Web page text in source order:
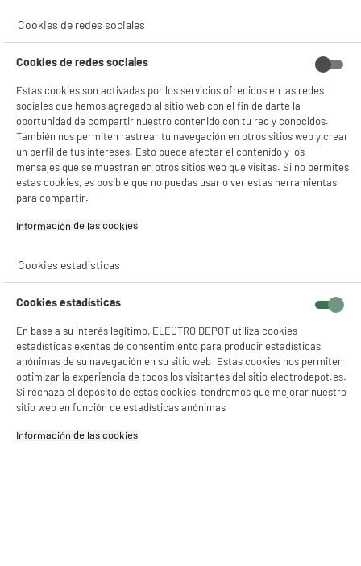
product_anchor_characteristics
14€95
Cookies de redes sociales
Cookies de redes sociales
Estas cookies son activadas por los servicios ofrecidos en las redes
sociales que hemos agregado al sitio web con el fin de darte la
oportunidad de compartir nuestro contenido con tu red y conocidos.
También nos permiten rastrear tu navegación en otros sitios web y crear
un perfil de tus intereses. Esto puede afectar el contenido y los
mensajes que se muestran en otros sitios web que visitas. Si no permites
estas cookies, es posible que no puedas usar o ver estas herramientas
para compartir.
Información de las cookies‎
Cookies estadísticas
Cookies estadísticas
En base a su interés legítimo, ELECTRO DEPOT utiliza cookies
estadísticas exentas de consentimiento para producir estadísticas
anónimas de su navegación en su sitio web. Estas cookies nos permiten
optimizar la experiencia de todos los visitantes del sitio electrodepot.es.
Si rechaza el depósito de estas cookies, tendremos que mejorar nuestro
sitio web en función de estadísticas anónimas
Información de las cookies‎